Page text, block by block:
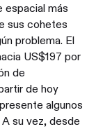
espacial más
sus cohetes
problema. El
US$197 por
de
de hoy
algunos
su vez, desde